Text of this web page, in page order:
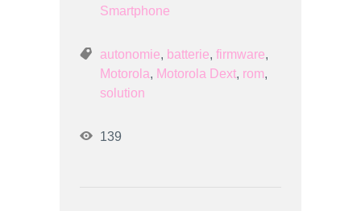
Smartphone
autonomie, batterie, firmware,
Motorola, Motorola Dext, rom,
solution
139